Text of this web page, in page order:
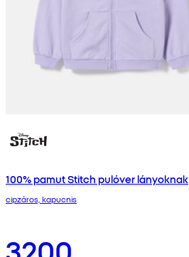
100% pamut Stitch pulóver lányoknak
cipzáros, kapucnis
3200